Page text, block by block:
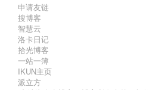
申请友链
搜博客
智慧云
洛卡日记
拾光博客
一站一簿
IKUN主页
派立方